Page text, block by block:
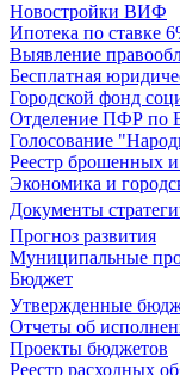
Новостройки ВИФ
Ипотека по ставке
Выявление
Бесплатная
Городской фонд
Отделение ПФР по
Голосование
Реестр брошенных
Экономика и
Документы
Прогноз развития
Муниципальные
Бюджет
Утвержденные
Отчеты об
Проекты бюджетов
Реестр расходных